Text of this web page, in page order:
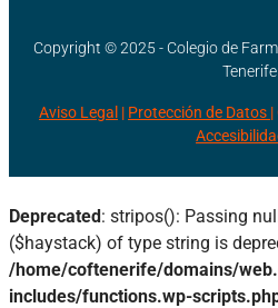
Copyright © 2025 - Colegio de
Tenerife
Aviso Legal | Protección de Datos |
Deprecated: stripos(): Passing
($haystack) of type string is
/home/coftenerife/domains/
includes/functions.wp-